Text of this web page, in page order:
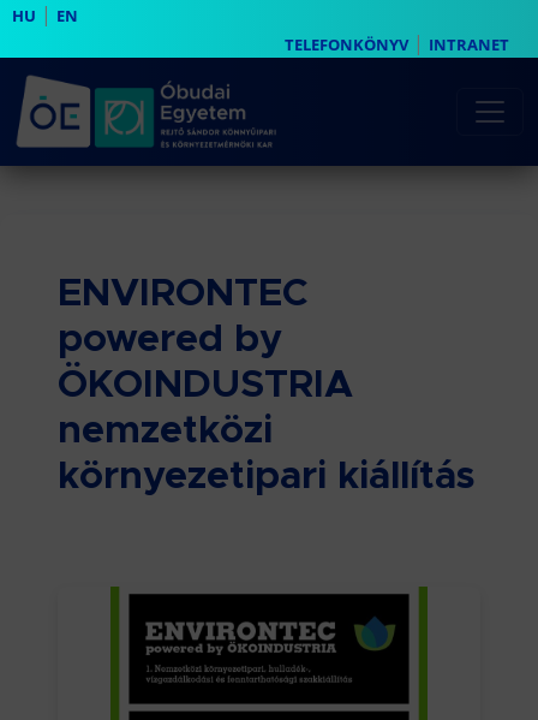
HU | EN
TELEFONKÖNYV| INTRANET
ENVIRONTEC
powered by
ÖKOINDUSTRIA
nemzetközi
környezetipari kiállítás